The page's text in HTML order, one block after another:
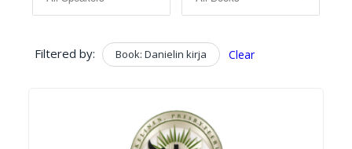
Filtered by: Book: Danielin kirja Clear